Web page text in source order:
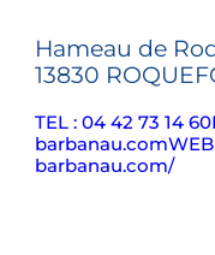
Hameau de
13830
TEL : 04 42 73 14 60
barbanau.com
barbanau.com/